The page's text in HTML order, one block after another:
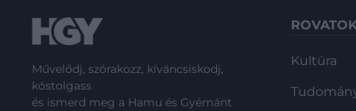
Művelődj, szórakozz, kíváncsiskodj,
kóstolgass
és ismerd meg a Hamu és Gyémánt
Kultúra